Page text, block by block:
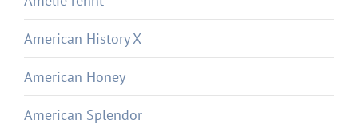
American History X
American Honey
American Splendor